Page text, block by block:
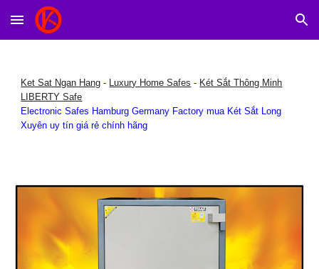
Skip to main content Skip to navigation
Ket Sat Ngan Hang - Luxury Home Safes - Két Sắt Thông Minh
LIBERTY Safe
Electronic Safes Hamburg Germany Factory mua Két Sắt Long
Xuyên uy tín giá rẻ chính hãng